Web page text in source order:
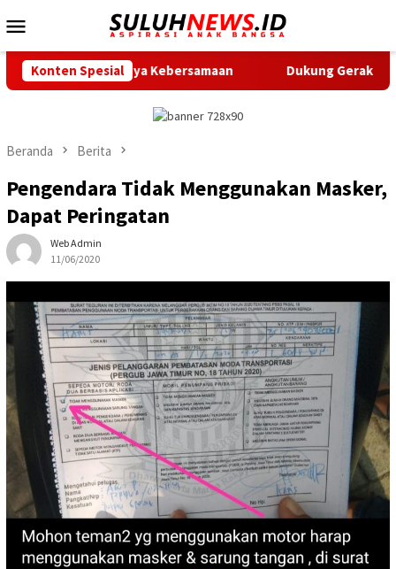
ke
Mobile
Konten Spesial
Kebersamaan Dukung Gerak Jalan Santai HUT
Beranda Berita
Pengendara Tidak Menggunakan Masker,
Dapat Peringatan
Web Admin
11/06/2020